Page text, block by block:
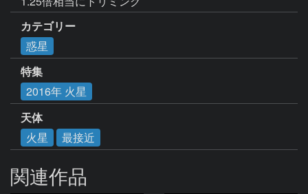
カテゴリー
惑星
特集
2016年 火星
天体
火星
最接近
関連作品